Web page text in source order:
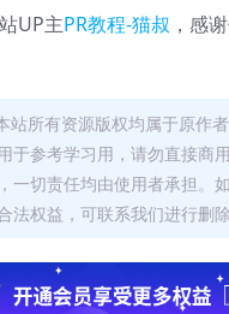
UP主PR教程-猫叔 ，感
站所有资源版权均属于原作
于参考学习用，请勿直接商
一切责任均由使用者承担。
法权益，可联系我们进行删除